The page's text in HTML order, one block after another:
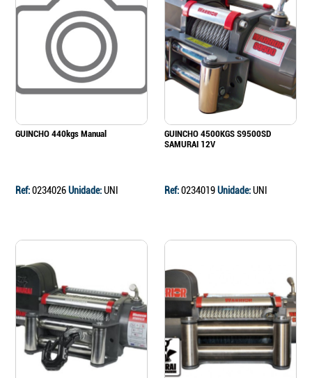
GUINCHO 440kgs Manual
Ref:0234026Unidade:UNI
GUINCHO 4500KGS S9500SD
SAMURAI 12V
Ref:0234019Unidade:UNI
Continuar a comprar